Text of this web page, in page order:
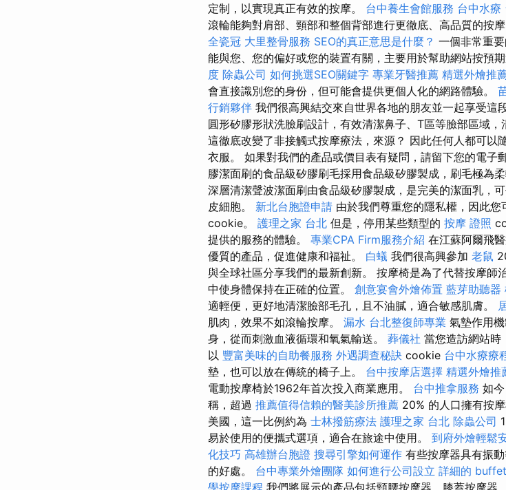
定制，以實現真正有效的按摩。 台中養生會館服務 台中水療
滾輪能夠對肩部、頸部和整個背部進行更徹底、高品質的按摩
全瓷冠 大里整骨服務 SEO的真正意思是什麼？ 一個非常重
能與您、您的偏好或您的裝置有關，主要用於幫助網站按預期
度 除蟲公司 如何挑選SEO關鍵字 專業牙醫推薦 精選外燴推
會直接識別您的身份，但可能會提供更個人化的網路體驗。
行銷夥伴 我們很高興結交來自世界各地的朋友並一起享受這
圓形矽膠形狀洗臉刷設計，有效清潔鼻子、T區等臉部區域，
這徹底改變了非接觸式按摩療法，來源？ 因此任何人都可以
衣服。 如果對我們的產品或價目表有疑問，請留下您的電
膠潔面刷的食品級矽膠刷毛採用食品級矽膠製成，刷毛極為柔
深層清潔聲波潔面刷由食品級矽膠製成，是完美的潔面乳，
皮細胞。 新北台胞證申請 由於我們尊重您的隱私權，因此
cookie。 護理之家 台北 但是，停用某些類型的 按摩 證照
提供的服務的體驗。 專業CPA Firm服務介紹 在江蘇阿爾飛
優質的產品，促進健康和福祉。 白蟻 我們很高興參加 老鼠
與全球社區分享我們的最新創新。 按摩椅是為了代替按摩師
中使身體保持在正確的位置。 創意宴會外燴佈置 藍芽助聽器
適輕便，更好地清潔臉部毛孔，且不油膩，適合敏感肌膚。
肌肉，效果不如滾輪按摩。 漏水 台北整復師專業 氣墊作用
身，從而刺激血液循環和氧氣輸送。 葬儀社 當您造訪網站時
以 豐富美味的自助餐服務 外遇調查秘訣 cookie 台中水療療
墊，也可以放在傳統的椅子上。 台中按摩店選擇 精選外燴推
電動按摩椅於1962年首次投入商業應用。 台中推拿服務 如
稱，超過 推薦值得信賴的醫美診所推薦 20% 的人口擁有按摩
美國，這一比例約為 士林撥筋療法 護理之家 台北 除蟲公司
易於使用的便攜式選項，適合在旅途中使用。 到府外燴輕鬆
化技巧 高雄辦台胞證 搜尋引擎如何運作 有些按摩器具有振
的好處。 台中專業外燴團隊 如何進行公司設立 詳細的
學按摩課程 我們將展示的產品包括頸腰按摩器、膝蓋按摩器